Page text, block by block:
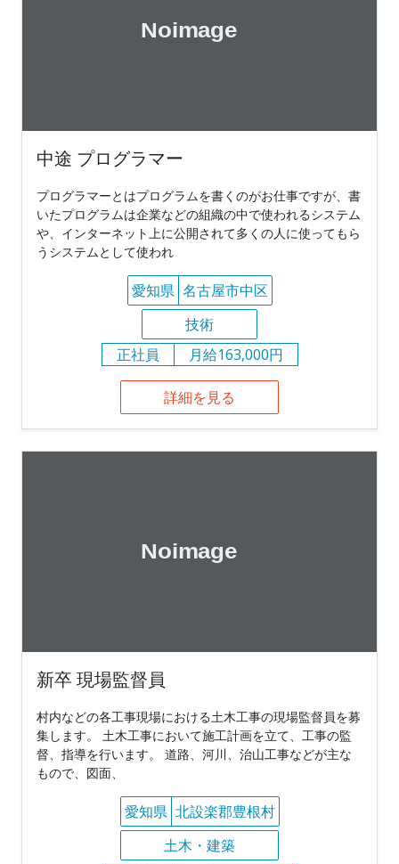
中途 プログラマー
プログラマーとはプログラムを書くのがお仕事ですが、書
いたプログラムは企業などの組織の中で使われるシステム
や、インターネット上に公開されて多くの人に使ってもら
うシステムとして使われ
愛知県 名古屋市中区
技術
正社員
月給163,000円
詳細を見る
新卒 現場監督員
村内などの各工事現場における土木工事の現場監督員を募
集します。 土木工事において施工計画を立て、工事の監
督、指導を行います。 道路、河川、治山工事などが主な
もので、図面、
愛知県 北設楽郡豊根村
土木・建築